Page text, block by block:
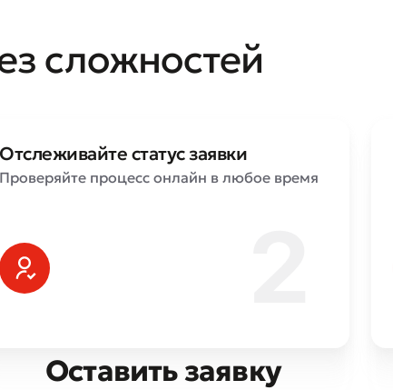
для заполнения
сложностей
Отслеживайте статус заявки
Проверяйте процесс онлайн в любое время
Оставить заявку